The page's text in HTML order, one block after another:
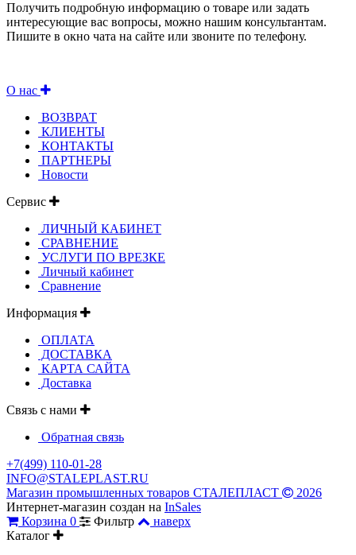
Получить подробную информацию о товаре или задать
интересующие вас вопросы, можно нашим консультантам.
Пишите в окно чата на сайте или звоните по телефону.
О нас
ВОЗВРАТ
КЛИЕНТЫ
КОНТАКТЫ
ПАРТНЕРЫ
Новости
Сервис
ЛИЧНЫЙ КАБИНЕТ
СРАВНЕНИЕ
УСЛУГИ ПО ВРЕЗКЕ
Личный кабинет
Сравнение
Информация
ОПЛАТА
ДОСТАВКА
КАРТА САЙТА
Доставка
Связь с нами
Обратная связь
+7(499) 110-01-28
INFO@STALEPLAST.RU
Магазин промышленных товаров СТАЛЕПЛАСТ
2026
Интернет-магазин создан на InSales
Корзина 0 Фильтр
наверх
Каталог